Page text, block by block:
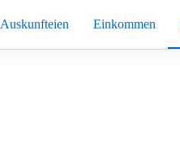
Auskunfteien Einkommen